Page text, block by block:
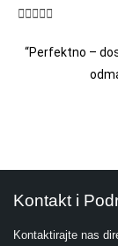

“Perfektno –
Kontakt i
Kontaktirajte nas